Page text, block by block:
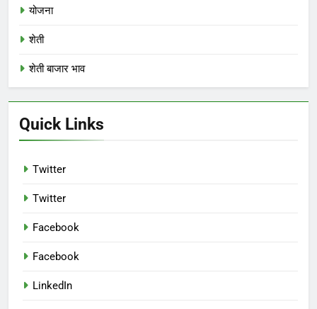
योजना
शेती
शेती बाजार भाव
Quick Links
Twitter
Twitter
Facebook
Facebook
LinkedIn